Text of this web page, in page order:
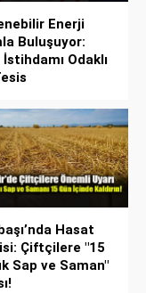
Enerji
Buluşuyor:
İstihdamı Odaklı
Hasat
Çiftçilere "15
Sap ve Saman"